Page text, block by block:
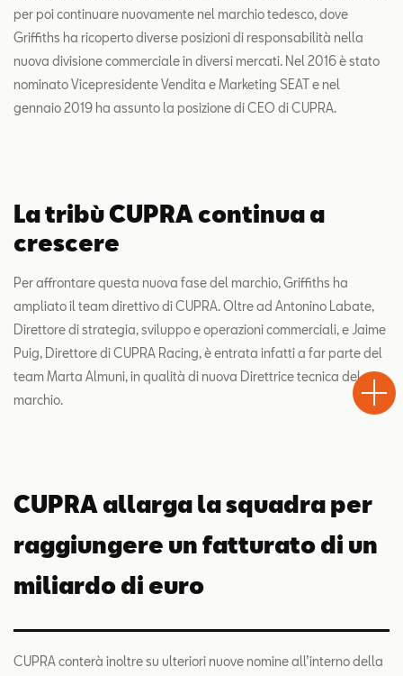
per poi continuare nuovamente nel marchio tedesco, dove
Griffiths ha ricoperto diverse posizioni di responsabilità nella
nuova divisione commerciale in diversi mercati. Nel 2016 è stato
nominato Vicepresidente Vendita e Marketing SEAT e nel
gennaio 2019 ha assunto la posizione di CEO di CUPRA.
La tribù CUPRA continua a
crescere
Per affrontare questa nuova fase del marchio, Griffiths ha
ampliato il team direttivo di CUPRA. Oltre ad Antonino Labate,
Direttore di strategia, sviluppo e operazioni commerciali, e Jaime
Puig, Direttore di CUPRA Racing, è entrata infatti a far parte del
team Marta Almuni, in qualità di nuova Direttrice tecnica del
marchio.
CUPRA allarga la squadra per
raggiungere un fatturato di un
miliardo di euro
CUPRA conterà inoltre su ulteriori nuove nomine all’interno della
Test
Drive
Chiama